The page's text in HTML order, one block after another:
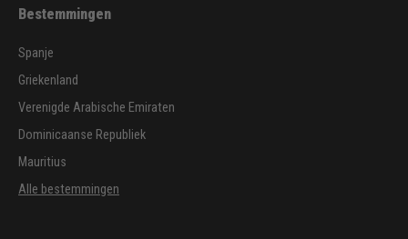
Bestemmingen
Spanje
Griekenland
Verenigde Arabische Emiraten
Dominicaanse Republiek
Mauritius
Alle bestemmingen